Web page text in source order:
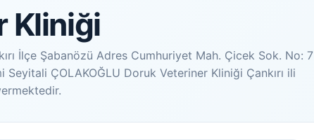
Kliniği
İlçe Şabanözü Adres Cumhuriyet Mah. Çicek Sok. No: 7
ÇOLAKOĞLU Doruk Veteriner Kliniği Çankırı ili